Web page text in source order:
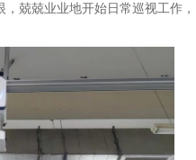
兢兢业业地开始日常巡视工作，